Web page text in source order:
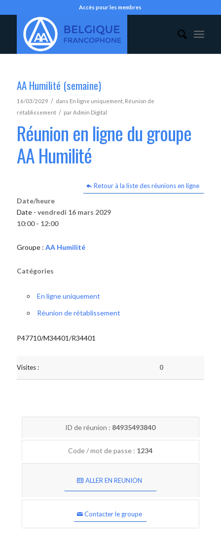
Accès pour les membres
AA Humilité (semaine)
16/03/2029 / dans En ligne uniquement, Réunion de
rétablissement / parAdmin Digital
Réunion en ligne du groupe
AA Humilité
Retour à la liste des réunions en ligne
Date/heure
Date - vendredi 16 mars 2029
10:00 - 12:00
Groupe : AA Humilité
Catégories
En ligne uniquement
Réunion de rétablissement
P47710/M34401/R34401
Visites : 0
ID de réunion : 84935493840
Code / mot de passe : 1234
ALLER EN REUNION
Contacter le groupe